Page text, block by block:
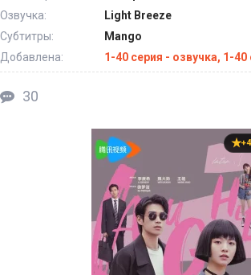
Озвучка:
Light Breeze
Субтитры:
Mango
Добавлена:
1-40 серия - озвучка, 1-
30